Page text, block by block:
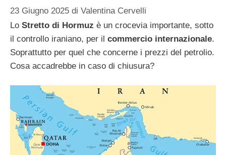
23 Giugno 2025 di Valentina Cervelli
Lo Stretto di Hormuz è un crocevia importante, sotto
il controllo iraniano, per il commercio internazionale.
Soprattutto per quel che concerne i prezzi del petrolio.
Cosa accadrebbe in caso di chiusura?